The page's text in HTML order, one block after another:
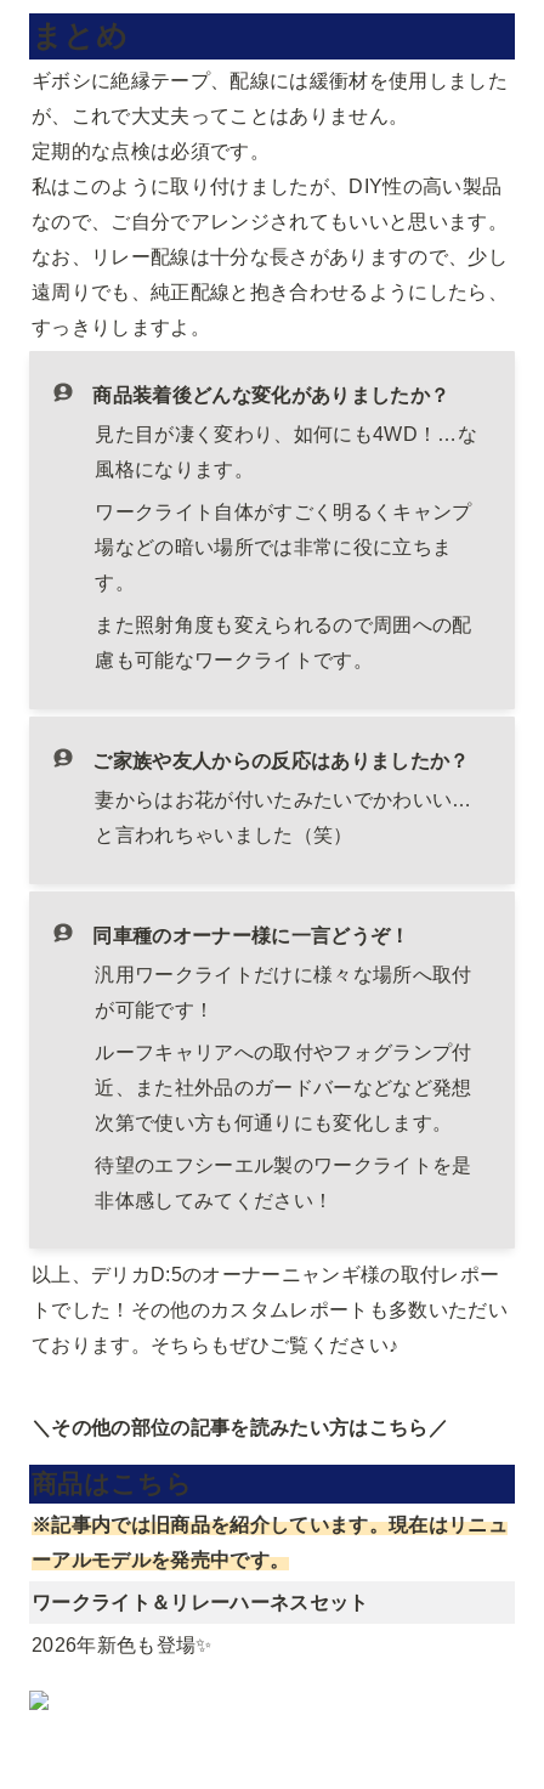
まとめ
ギボシに絶縁テープ、配線には緩衝材を使用しました
が、これで大丈夫ってことはありません。
定期的な点検は必須です。
私はこのように取り付けましたが、DIY性の高い製品
なので、ご自分でアレンジされてもいいと思います。
なお、リレー配線は十分な長さがありますので、少し
遠周りでも、純正配線と抱き合わせるようにしたら、
すっきりしますよ。
商品装着後どんな変化がありましたか？
見た目が凄く変わり、如何にも4WD！…な
風格になります。
ワークライト自体がすごく明るくキャンプ
場などの暗い場所では非常に役に立ちま
す。
また照射角度も変えられるので周囲への配
慮も可能なワークライトです。
ご家族や友人からの反応はありましたか？
妻からはお花が付いたみたいでかわいい…
と言われちゃいました（笑）
同車種のオーナー様に一言どうぞ！
汎用ワークライトだけに様々な場所へ取付
が可能です！
ルーフキャリアへの取付やフォグランプ付
近、また社外品のガードバーなどなど発想
次第で使い方も何通りにも変化します。
待望のエフシーエル製のワークライトを是
非体感してみてください！
以上、デリカD:5のオーナーニャンギ様の取付レポー
トでした！その他のカスタムレポートも多数いただい
ております。そちらもぜひご覧ください♪
＼その他の部位の記事を読みたい方はこちら／
商品はこちら
※記事内では旧商品を紹介しています。現在はリニュ
ーアルモデルを発売中です。
ワークライト＆リレーハーネスセット
2026年新色も登場✨️